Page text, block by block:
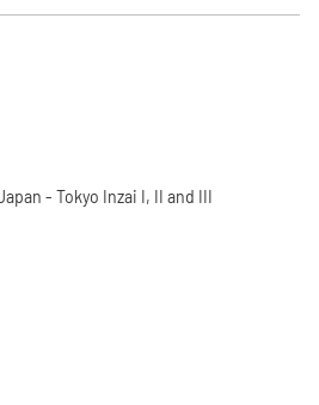
- Tokyo Inzai I, II and III